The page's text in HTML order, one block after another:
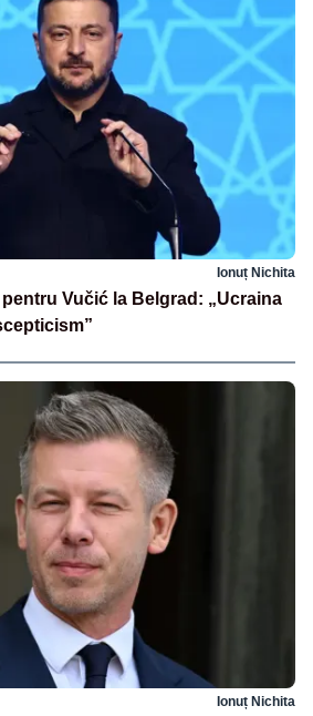
Ionuț Nichita
Vučić la Belgrad: „Ucraina
Ionuț Nichita